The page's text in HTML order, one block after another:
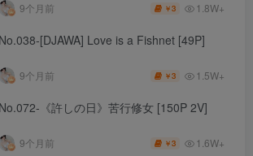
9个月前 ￥3 1.8W+
No.038-[DJAWA] Love is a Fishnet [49P]
9个月前 ￥3 1.5W+
No.072-《許しの日》苦行修女 [150P 2V]
9个月前 ￥3 1.6W+